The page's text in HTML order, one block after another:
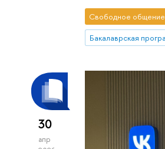
Свободное общение
30
апр